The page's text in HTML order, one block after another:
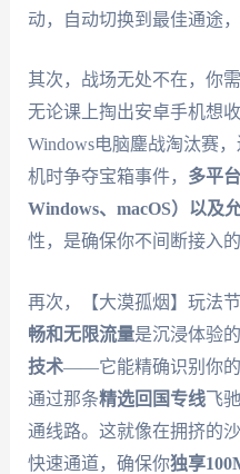
动，自动切换到最佳通途
其次，战场无处不在，你
无论课上掏出安卓手机想
Windows电脑鏖战淘汰赛
机时争夺宝箱事件， 多平
Windows、macOS）以及
性，是确保你不间断接入的
再次，【大漠孤烟】玩法
畅和无限流量是沉浸体验
技术——它能精确识别你的
通过那条精选回国专线飞
通线路。这就像在拥挤的
快速通道，确保你独享